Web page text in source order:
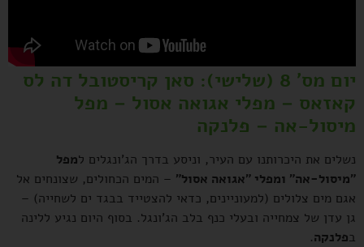
יום מס' 8 (שלישי): סאן קריסטובל דה לס
קאזאס – מפלי אגואה אסול – מפל
מיסול-אה – פלנקה
נשלים את היכרותנו עם העיר, וניסע בדרך הג'ונגלים למפל
"מיסול-אה" ומפלי "אגואה אסול" – המים הכחולים, שצונחים אל
אגם מים צלולים (למעוניינים, כדאי להצטייד בבגד ים לשחייה) –
גן עדן של צמחייה ובעלי כנף בלב הג'ונגל. בסוף היום נגיע ללינה
בפלנקה.